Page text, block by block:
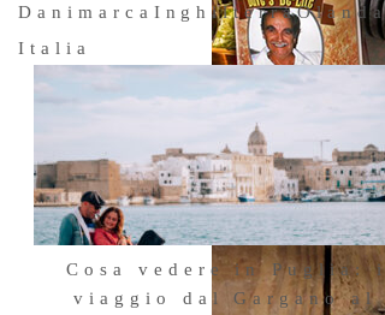
Danimarca Inghilterra
Italia
Cosa vedere in Puglia:
viaggio dal Gargano al